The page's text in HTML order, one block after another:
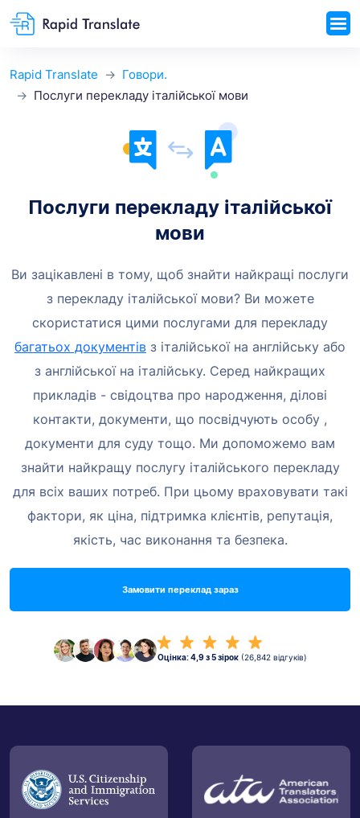
Rapid Translate
Говори.
Послуги перекладу італійської мови
Послуги перекладу італійської
мови
Ви зацікавлені в тому, щоб знайти найкращі послуги
з перекладу італійської мови? Ви можете
скористатися цими послугами для перекладу
багатьох документів з італійської на англійську або
з англійської на італійську. Серед найкращих
прикладів - свідоцтва про народження, ділові
контакти, документи, що посвідчують особу ,
документи для суду тощо. Ми допоможемо вам
знайти найкращу послугу італійського перекладу
для всіх ваших потреб. При цьому враховувати такі
фактори, як ціна, підтримка клієнтів, репутація,
якість, час виконання та безпека.
Замовити переклад зараз
Оцінка: 4,9 з 5 зірок (26,842 відгуків)